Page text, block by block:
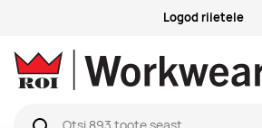
Küsimused ja vastused